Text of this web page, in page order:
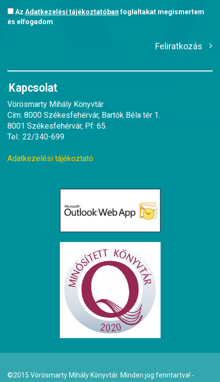
Az Adatkezelési tájékoztatóbanfoglaltakat megismertem
és elfogadom
Feliratkozás
Kapcsolat
Vörösmarty Mihály Könyvtár
Cím: 8000 Székesfehérvár, Bartók Béla tér 1.
8001 Székesfehérvár, Pf: 65.
Tel.: 22/340-699
Adatkezelési tájékoztató
©2015 Vörösmarty Mihály Könyvtár. Minden jog fenntartva! -